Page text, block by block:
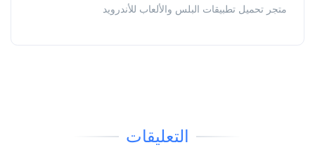
متجر تحميل تطبيقات البلس والألعاب للأندرويد
التعليقات